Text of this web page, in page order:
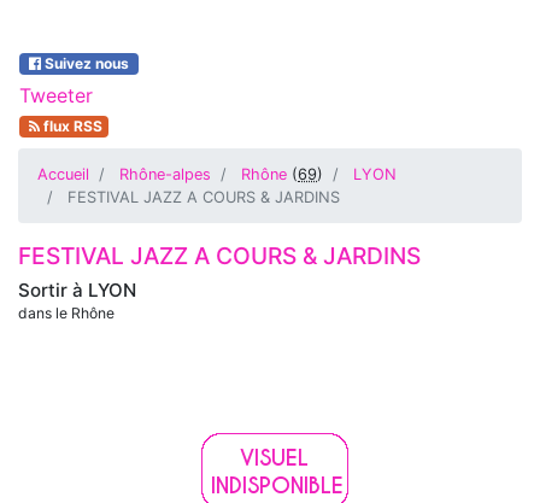
Suivez nous
Tweeter
flux RSS
Accueil Rhône-alpes Rhône (69)
LYON
FESTIVAL JAZZ A COURS & JARDINS
Sortir à LYON
dans le Rhône
FESTIVAL JAZZ A COURS & JARDINS